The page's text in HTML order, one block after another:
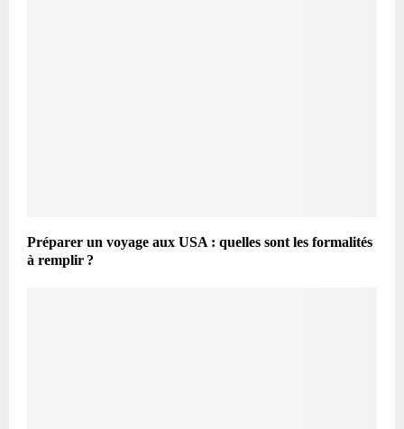
Préparer un voyage aux USA : quelles sont les formalités
à remplir ?